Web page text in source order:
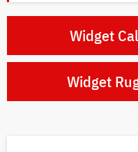
Widget
Widget